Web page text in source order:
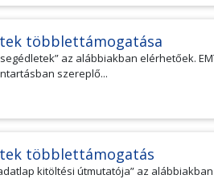
többlettámogatása
az alábbiakban elérhetőek.
szereplő...
többlettámogatás
kitöltési útmutatója” az